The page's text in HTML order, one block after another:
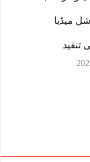
میڈیا
تنقید